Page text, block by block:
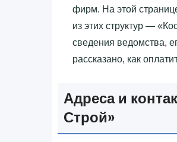
фирм. На этой
из этих структур —
сведения ведомства,
рассказано, как
Адреса и
Строй»‎